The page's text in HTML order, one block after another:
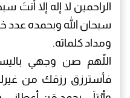
الراحمين لا إله إلا أنتَ
سبحان الله وبحمده عدد
ومداد كلماته.
اللّهم صن وجهي
فأسترزق رزقك من